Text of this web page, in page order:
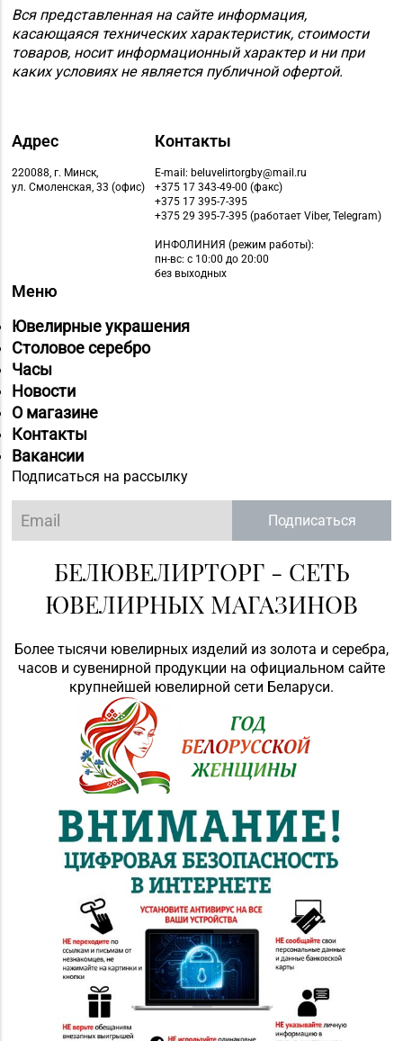
Вся представленная на сайте информация,
касающаяся технических характеристик, стоимости
товаров, носит информационный характер и ни при
каких условиях не является публичной офертой.
Адрес
220088, г. Минск,
ул. Смоленская, 33 (офис)
Контакты
E-mail: beluvelirtorgby@mail.ru
+375 17 343-49-00 (факс)
+375 17 395-7-395
+375 29 395-7-395 (работает Viber, Telegram)
ИНФОЛИНИЯ (режим работы):
пн-вс: с 10:00 до 20:00
без выходных
Меню
Ювелирные украшения
Столовое серебро
Часы
Новости
О магазине
Контакты
Вакансии
Подписаться на рассылку
Подписаться
БЕЛЮВЕЛИРТОРГ - СЕТЬ
ЮВЕЛИРНЫХ МАГАЗИНОВ
Более тысячи ювелирных изделий из золота и серебра,
часов и сувенирной продукции на официальном сайте
крупнейшей ювелирной сети Беларуси.